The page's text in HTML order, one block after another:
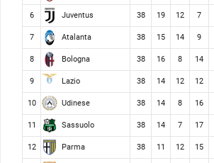
6 Juventus 38 19 12 7
7 Atalanta 38 15 14 9
8 Bologna 38 16 8 14
9 Lazio 38 14 12 12
10 Udinese 38 14 8 16
11 Sassuolo 38 14 7 17
12 Parma 38 11 12 15